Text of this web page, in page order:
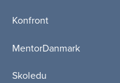
Konfront
MentorDanmark
Skoledu